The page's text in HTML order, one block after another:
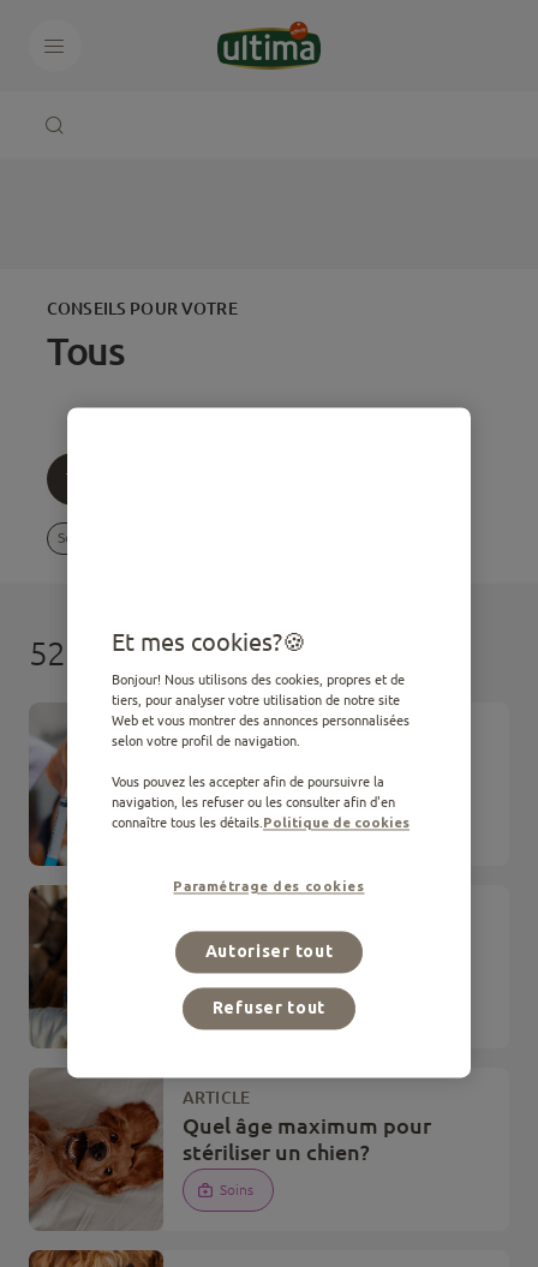
CONSEILS POUR VOTRE
Tous
Tous
Soins
52 résultats
ARTICLE
calendrier
Soins
Combien de temps dure la
gestation d'une chienne ?
Étapes et soins
Soins
ARTICLE
Quel âge maximum pour
stériliser un chien?
Soins
Et mes cookies?
Bonjour! Nous utilisons des cookies, propres et de
tiers, pour analyser votre utilisation de notre site
Web et vous montrer des annonces personnalisées
selon votre profil de navigation.
Vous pouvez les accepter afin de poursuivre la
navigation, les refuser ou les consulter afin d'en
connaître tous les détails.Politique de cookies
Paramétrage des cookies
Refuser tout
Autoriser tout